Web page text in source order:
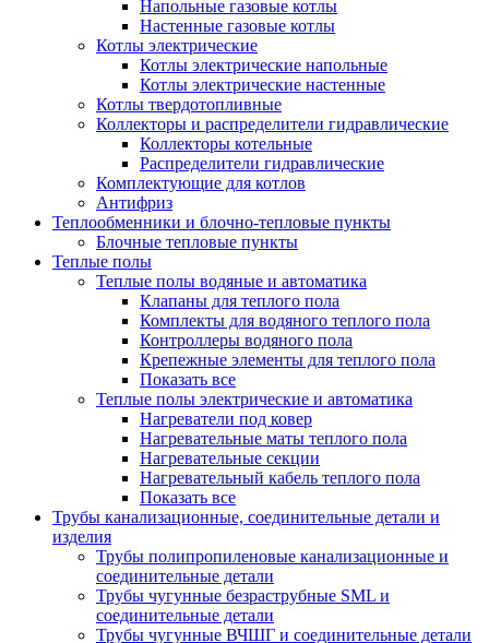
Напольные газовые котлы
Настенные газовые котлы
Котлы электрические
Котлы электрические напольные
Котлы электрические настенные
Котлы твердотопливные
Коллекторы и распределители гидравлические
Коллекторы котельные
Распределители гидравлические
Комплектующие для котлов
Антифриз
Теплообменники и блочно-тепловые пункты
Блочные тепловые пункты
Теплые полы
Теплые полы водяные и автоматика
Клапаны для теплого пола
Комплекты для водяного теплого пола
Контроллеры водяного пола
Крепежные элементы для теплого пола
Показать все
Теплые полы электрические и автоматика
Нагреватели под ковер
Нагревательные маты теплого пола
Нагревательные секции
Нагревательный кабель теплого пола
Показать все
Трубы канализационные, соединительные детали и
изделия
Трубы полипропиленовые канализационные и
соединительные детали
Трубы чугунные безраструбные SML и
соединительные детали
Трубы чугунные ВЧШГ и соединительные детали